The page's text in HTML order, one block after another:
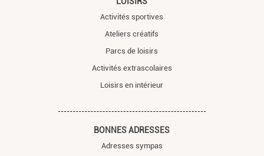
Activités sportives
Ateliers créatifs
Parcs de loisirs
Activités extrascolaires
Loisirs en intérieur
BONNES ADRESSES
Adresses sympas